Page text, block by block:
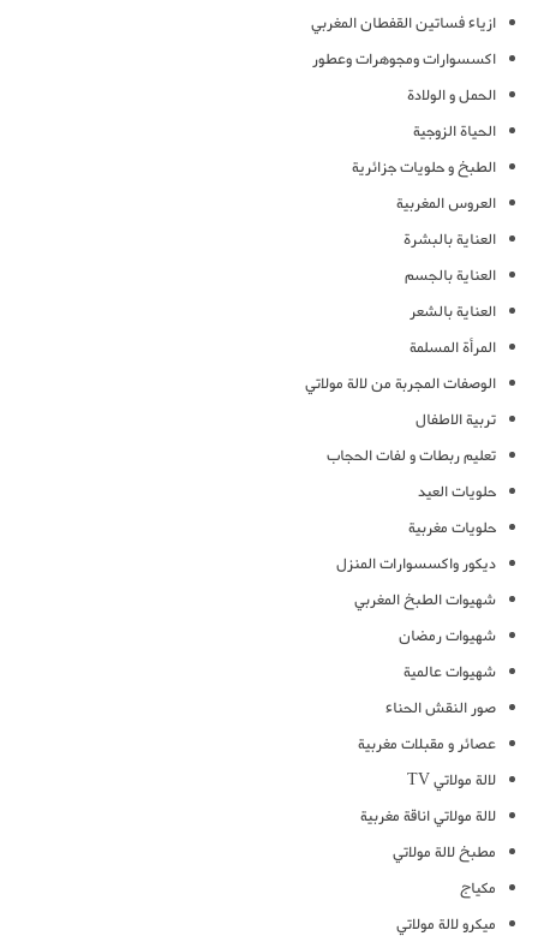
ازياء فساتين القفطان المغربي
اكسسوارات ومجوهرات وعطور
الحمل و الولادة
الحياة الزوجية
الطبخ و حلويات جزائرية
العروس المغربية
العناية بالبشرة
العناية بالجسم
العناية بالشعر
المرأة المسلمة
الوصفات المجربة من لالة مولاتي
تربية الاطفال
تعليم ربطات و لفات الحجاب
حلويات العيد
حلويات مغربية
ديكور واكسسوارات المنزل
شهيوات الطبخ المغربي
شهيوات رمضان
شهيوات عالمية
صور النقش الحناء
عصائر و مقبلات مغربية
لالة مولاتي TV
لالة مولاتي اناقة مغربية
مطبخ لالة مولاتي
مكياج
ميكرو لالة مولاتي